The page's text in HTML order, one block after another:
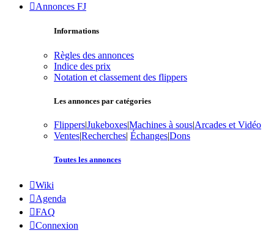
Annonces FJ
Informations
Règles des annonces
Indice des prix
Notation et classement des flippers
Les annonces par catégories
Flippers|Jukeboxes|Machines à sous|Arcades et Vidéo
Ventes|Recherches| Échanges|Dons
Toutes les annonces
Wiki
Agenda
FAQ
Connexion